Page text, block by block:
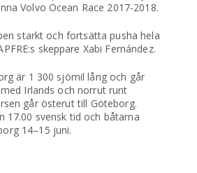
Volvo Ocean Race 2017-2018.
starkt och fortsätta pusha hela
skeppare Xabi Fernández.
är 1 300 sjömil lång och går
Irlands och norrut runt
går österut till Göteborg.
17.00 svensk tid och båtarna
14–15 juni.